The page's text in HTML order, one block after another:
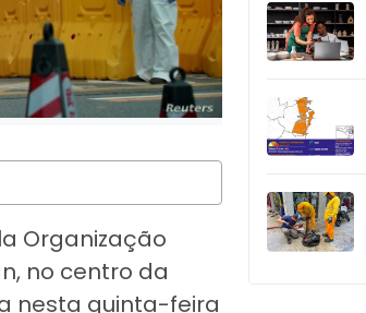
Organização
no centro da
nesta quinta-feira